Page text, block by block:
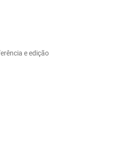
e edição